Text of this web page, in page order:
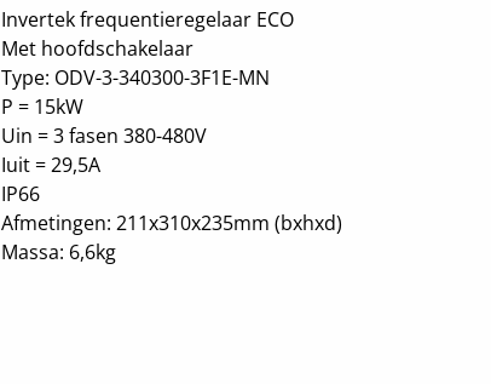
Invertek frequentieregelaar ECO
Met hoofdschakelaar
Type: ODV-3-340300-3F1E-MN
P = 15kW
Uin = 3 fasen 380-480V
Iuit = 29,5A
IP66
Afmetingen: 211x310x235mm (bxhxd)
Massa: 6,6kg